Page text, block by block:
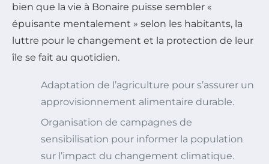
bien que la vie à Bonaire puisse sembler «
épuisante mentalement » selon les habitants, la
luttre pour le changement et la protection de leur
île se fait au quotidien.
Adaptation de l’agriculture pour s’assurer un
approvisionnement alimentaire durable.
Organisation de campagnes de
sensibilisation pour informer la population
sur l’impact du changement climatique.